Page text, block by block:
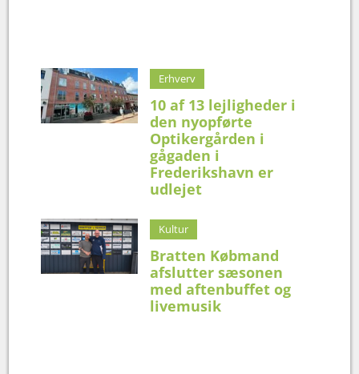
Erhverv
10 af 13 lejligheder i
den nyopførte
Optikergården i
gågaden i
Frederikshavn er
udlejet
Kultur
Bratten Købmand
afslutter sæsonen
med aftenbuffet og
livemusik